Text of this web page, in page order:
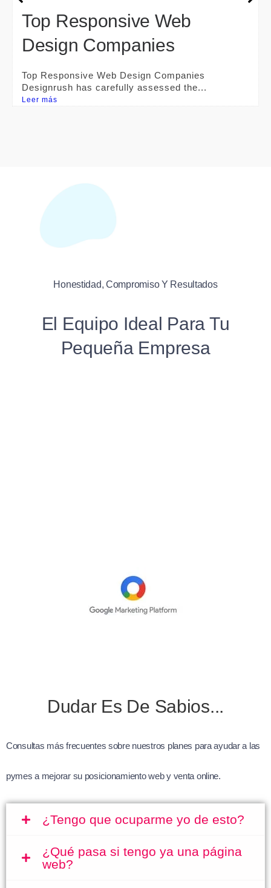
Top Responsive Web
Design Companies
Top Responsive Web Design Companies
Designrush has carefully assessed the...
Leer más
Honestidad, Compromiso Y Resultados
El Equipo Ideal Para Tu
Pequeña Empresa
Dudar Es De Sabios...
Consultas más frecuentes sobre nuestros planes para ayudar a las
pymes a mejorar su posicionamiento web y venta online.
¿Tengo que ocuparme yo de esto?
¿Qué pasa si tengo ya una página
web?